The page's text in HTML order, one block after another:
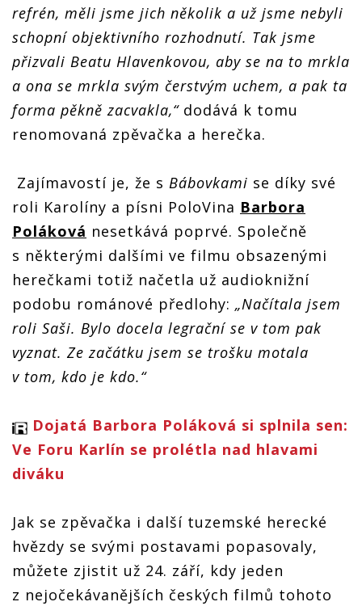
refrén, měli jsme jich několik a už jsme nebyli
schopní objektivního rozhodnutí. Tak jsme
přizvali Beatu Hlavenkovou, aby se na to mrkla
a ona se mrkla svým čerstvým uchem, a pak ta
forma pěkně zacvakla,“dodává k tomu
renomovaná zpěvačka a herečka.
Zajímavostí je, že s Bábovkami se díky své
roli Karolíny a písni PoloVina Barbora
Poláková nesetkává poprvé. Společně
s některými dalšími ve filmu obsazenými
herečkami totiž načetla už audioknižní
podobu románové předlohy: „Načítala jsem
roli Saši. Bylo docela legrační se v tom pak
vyznat. Ze začátku jsem se trošku motala
v tom, kdo je kdo.“
Dojatá Barbora Poláková si splnila sen:
Ve Foru Karlín se prolétla nad hlavami
diváku
Jak se zpěvačka i další tuzemské herecké
hvězdy se svými postavami popasovaly,
můžete zjistit už 24. září, kdy jeden
z nejočekávanějších českých filmů tohoto